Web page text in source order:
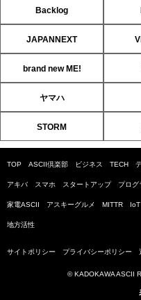
Backlog
JAPANNEXT
brand new ME!
ヤマハ
STORM
TOP ASCII倶楽部 ビジネス TECH
アキバ スマホ スタートアップ プログ
家電ASCII アスキーグルメ MITTR IoT
地方活性
サイトポリシー プライバシーポリシー
© KADOKAWA ASCII